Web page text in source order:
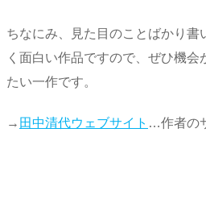
ちなにみ、見た目のことばかり書
く面白い作品ですので、ぜひ機会
たい一作です。
→ 田中清代ウェブサイト …作者の